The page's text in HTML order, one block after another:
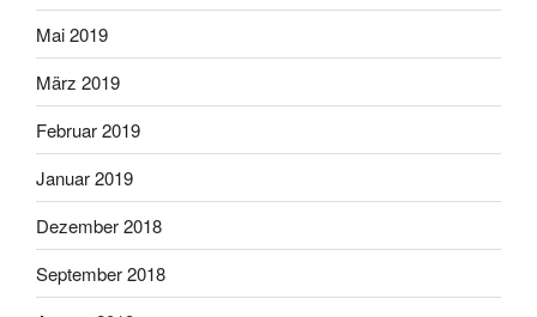
Mai 2019
März 2019
Februar 2019
Januar 2019
Dezember 2018
September 2018